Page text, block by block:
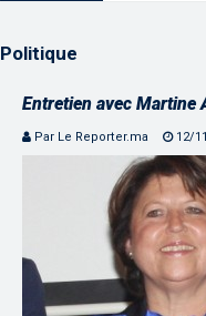
Politique
Entretien avec Martine
Par Le Reporter.ma 12/